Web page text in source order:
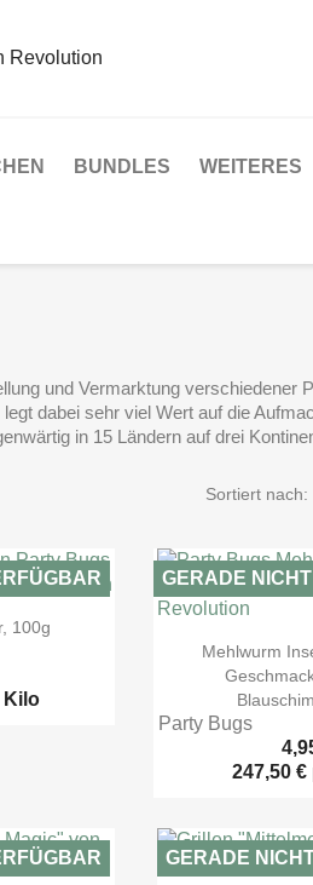
BUNDLES WEITERES
und Vermarktung
dabei sehr viel Wert auf die
in 15 Ländern auf drei
Sortiert nach:
100g
Kilo

Mehlwurm
Party Bugs
247,50
GERADE
GERADE